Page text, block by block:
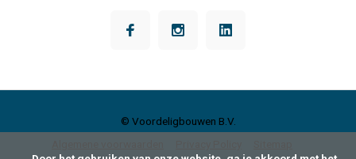
© Voordeligbouwen B.V.